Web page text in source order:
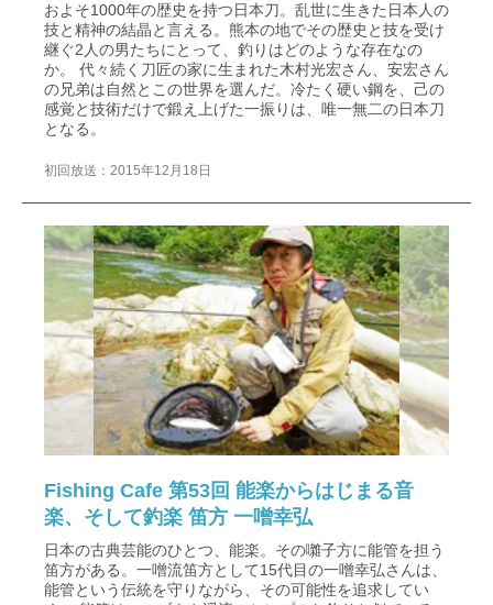
およそ1000年の歴史を持つ日本刀。乱世に生きた日本人の
技と精神の結晶と言える。熊本の地でその歴史と技を受け
継ぐ2人の男たちにとって、釣りはどのような存在なの
か。 代々続く刀匠の家に生まれた木村光宏さん、安宏さん
の兄弟は自然とこの世界を選んだ。冷たく硬い鋼を、己の
感覚と技術だけで鍛え上げた一振りは、唯一無二の日本刀
となる。
初回放送：2015年12月18日
Fishing Cafe 第53回 能楽からはじまる音
楽、そして釣楽 笛方 一噌幸弘
日本の古典芸能のひとつ、能楽。その囃子方に能管を担う
笛方がある。一噌流笛方として15代目の一噌幸弘さんは、
能管という伝統を守りながら、その可能性を追求してい